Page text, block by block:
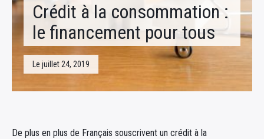
Crédit à la consommation :
le financement pour tous
Le juillet 24, 2019
De plus en plus de Français souscrivent un crédit à la